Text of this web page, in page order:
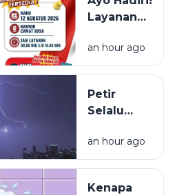
Layanan
Pajak Dan
Paspor
Warga
Sosa
an hour ago
Petir
Selalu
Lebih Dulu
daripada
an hour ago
Kenapa